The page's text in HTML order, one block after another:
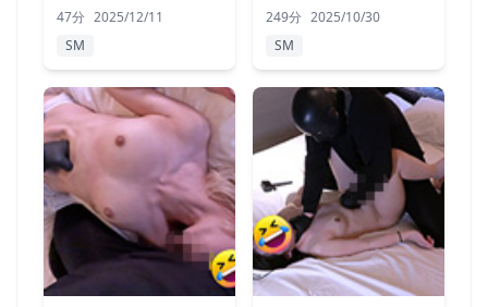
47分 2025/12/11
SM
249分 2025/10/30
SM